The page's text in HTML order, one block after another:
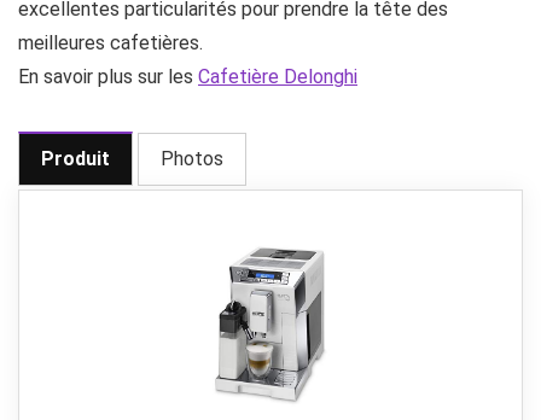
excellentes particularités pour prendre la tête des
meilleures cafetières.
En savoir plus sur les Cafetière Delonghi
Produit Photos